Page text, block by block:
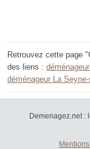
Retrouvez cette page
des liens :
déménageur La
Demenagez.net :